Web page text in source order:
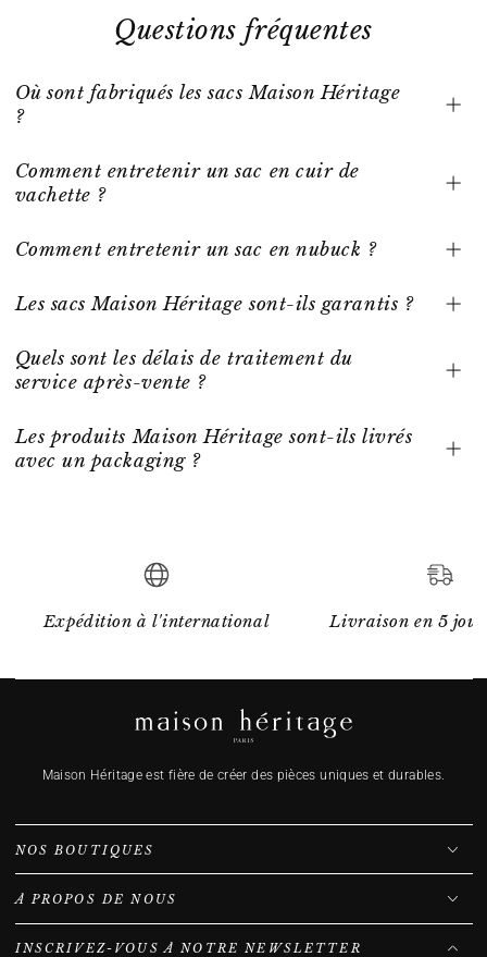
Questions fréquentes
Où sont fabriqués les sacs Maison Héritage
?
Comment entretenir un sac en cuir de
vachette ?
Comment entretenir un sac en nubuck ?
Les sacs Maison Héritage sont-ils garantis ?
Quels sont les délais de traitement du
service après-vente ?
Les produits Maison Héritage sont-ils livrés
avec un packaging ?
Expédition à l'international Livraison en 5
Maison Héritage est fière de créer des pièces uniques et durables.
NOS BOUTIQUES
À PROPOS DE NOUS
INSCRIVEZ-VOUS À NOTRE NEWSLETTER